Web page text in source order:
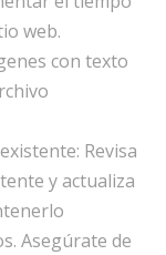
web.
con texto
Revisa
y actualiza
Asegúrate de